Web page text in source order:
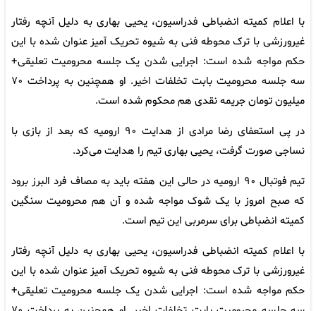
با اعلام کمیته انضباطی فدراسیون، یحیی بهاری به دلیل آنچه رفتار
غیرورزشی با ترک محوطه فنی به شیوه تحریک آمیز عنوان شده با این
حکم مواجه شده است: اجرایی شدن یک جلسه محرومیت تعلیقی+
سه جلسه محرومیت بابت تخلفات اخیر. او همچنین به پرداخت ۷۰
میلیون تومان جریمه نقدی هم محکوم شده است.
در پی استعفای رضا مرادی از هدایت ۹۰ ارومیه که بعد از بازی با
نساجی صورت گرفت، یحیی بهاری تیم را هدایت می‌کرد.
تیم فوتبال ۹۰ ارومیه در حالی این هفته باید به مصاف فرد البرز برود
که صبح امروز با یک شوک مواجه شده و آن هم محرومیت سنگین
کمیته انضباطی برای سرمربی این تیم است.
با اعلام کمیته انضباطی فدراسیون، یحیی بهاری به دلیل آنچه رفتار
غیرورزشی با ترک محوطه فنی به شیوه تحریک آمیز عنوان شده با این
حکم مواجه شده است: اجرایی شدن یک جلسه محرومیت تعلیقی+